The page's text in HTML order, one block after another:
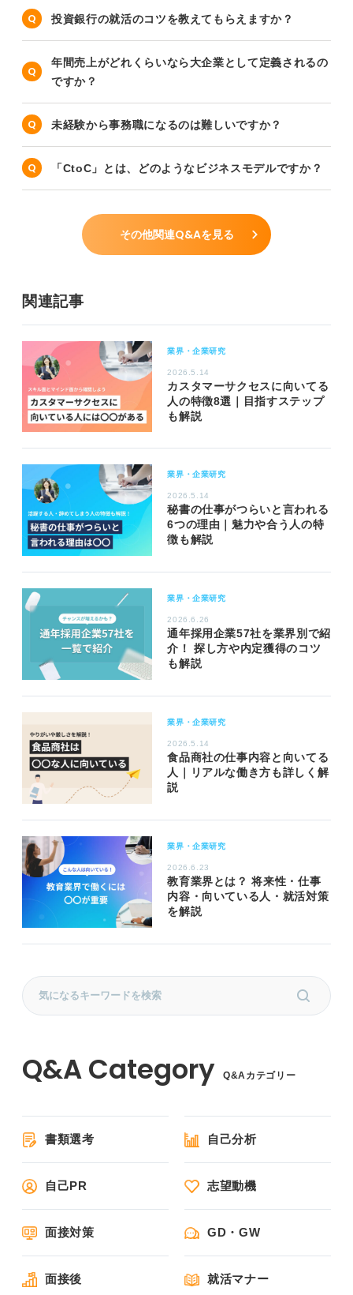
投資銀行の就活のコツを教えてもらえますか？
年間売上がどれくらいなら大企業として定義されるの
ですか？
未経験から事務職になるのは難しいですか？
「CtoC」とは、どのようなビジネスモデルですか？
その他関連Q&Aを見る
関連記事
業界・企業研究
2026.5.14
カスタマーサクセスに向いてる
人の特徴8選｜目指すステップ
も解説
業界・企業研究
2026.5.14
秘書の仕事がつらいと言われる
6つの理由｜魅力や合う人の特
徴も解説
業界・企業研究
2026.6.26
通年採用企業57社を業界別で紹
介！ 探し方や内定獲得のコツ
も解説
業界・企業研究
2026.5.14
食品商社の仕事内容と向いてる
人｜リアルな働き方も詳しく解
説
業界・企業研究
2026.6.23
教育業界とは？ 将来性・仕事
内容・向いている人・就活対策
を解説
Q&Aカテゴリー
書類選考 自己分析
自己PR 志望動機
面接対策 GD・GW
面接後 就活マナー